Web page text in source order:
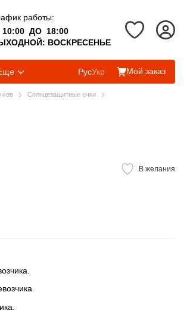
работы:
ДО 18:00
ВОСКРЕСЕНЬЕ
РусУкр Мой заказ
Солнцезащитные очки
В желания